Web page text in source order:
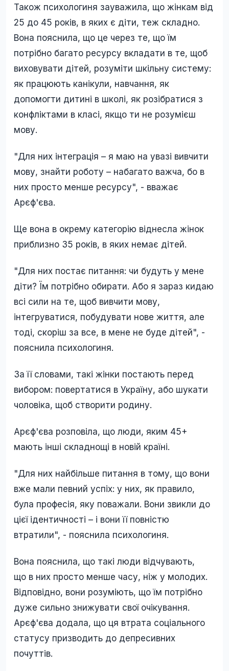
Також психологиня зауважила, що жінкам від
25 до 45 років, в яких є діти, теж складно.
Вона пояснила, що це через те, що їм
потрібно багато ресурсу вкладати в те, щоб
виховувати дітей, розуміти шкільну систему:
як працюють канікули, навчання, як
допомогти дитині в школі, як розібратися з
конфліктами в класі, якщо ти не розумієш
мову.
"Для них інтеграція – я маю на увазі вивчити
мову, знайти роботу – набагато важча, бо в
них просто менше ресурсу", - вважає
Арєф'єва.
Ще вона в окрему категорію віднесла жінок
приблизно 35 років, в яких немає дітей.
"Для них постає питання: чи будуть у мене
діти? Їм потрібно обирати. Або я зараз кидаю
всі сили на те, щоб вивчити мову,
інтегруватися, побудувати нове життя, але
тоді, скоріш за все, в мене не буде дітей", -
пояснила психологиня.
За її словами, такі жінки постають перед
вибором: повертатися в Україну, або шукати
чоловіка, щоб створити родину.
Арєф'єва розповіла, що люди, яким 45+
мають інші складнощі в новій країні.
"Для них найбільше питання в тому, що вони
вже мали певний успіх: у них, як правило,
була професія, яку поважали. Вони звикли до
цієї ідентичності – і вони її повністю
втратили", - пояснила психологиня.
Вона пояснила, що такі люди відчувають,
що в них просто менше часу, ніж у молодих.
Відповідно, вони розуміють, що їм потрібно
дуже сильно знижувати свої очікування.
Арєф'єва додала, що ця втрата соціального
статусу призводить до депресивних
почуттів.